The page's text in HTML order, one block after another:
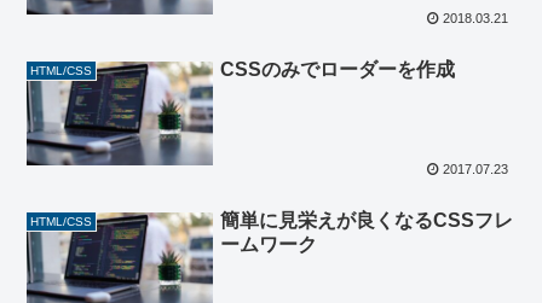
2018.03.21
HTML/CSS CSSのみでローダーを作成
2017.07.23
HTML/CSS
簡単に見栄えが良くなるCSSフレ
ームワーク